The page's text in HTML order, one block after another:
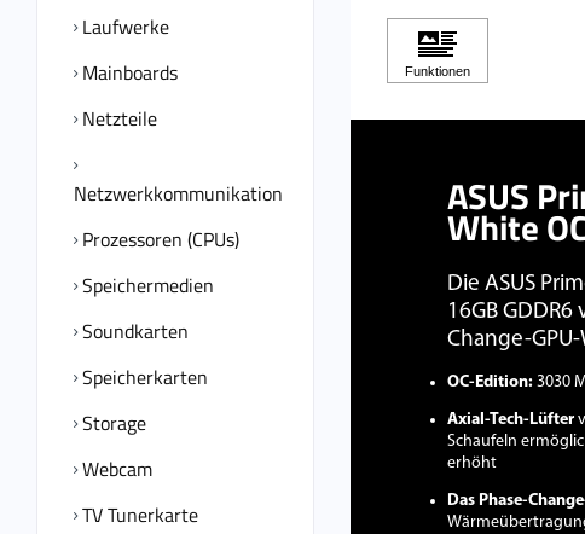
Laufwerke
Mainboards
Netzteile
Netzwerkkommunikation
Prozessoren (CPUs)
Speichermedien
Soundkarten
Speicherkarten
Storage
Webcam
TV Tunerkarte
ASUS
White
Die ASUS
16GB
Change-
OC-Edition: 3030
Axial-Tech-Lüfter
Schaufeln
erhöht
Das Phase-